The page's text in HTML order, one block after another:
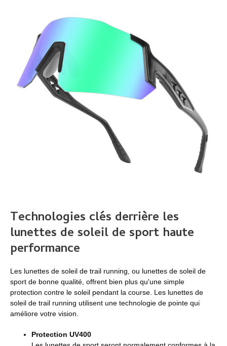
Technologies clés derrière les
lunettes de soleil de sport haute
performance
Les lunettes de soleil de trail running, ou lunettes de soleil de
sport de bonne qualité, offrent bien plus qu'une simple
protection contre le soleil pendant la course. Les lunettes de
soleil de trail running utilisent une technologie de pointe qui
améliore votre vision.
Protection UV400